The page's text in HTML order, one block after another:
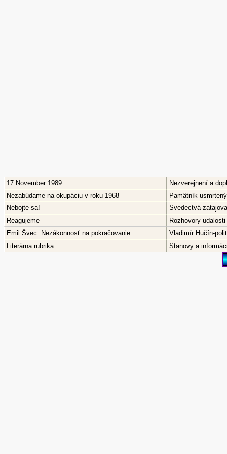
17.November 1989
Nezverejnení a
Nezabúdame na okupáciu v roku 1968
Pamätník
Nebojte sa!
Svedectvá-
Reagujeme
Rozhovory-
Emil Švec: Nezákonnosť na pokračovanie
Vladimír Hučín-
Literárna rubrika
Stanovy a